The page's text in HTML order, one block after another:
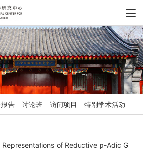
告 讨论班 访问项目 特别学术活动
Representations of Reductive p-Adic G